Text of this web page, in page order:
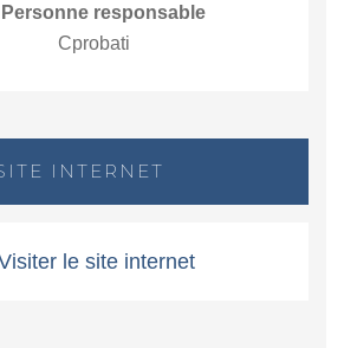
Personne responsable
Cprobati
INTERNET
le site internet